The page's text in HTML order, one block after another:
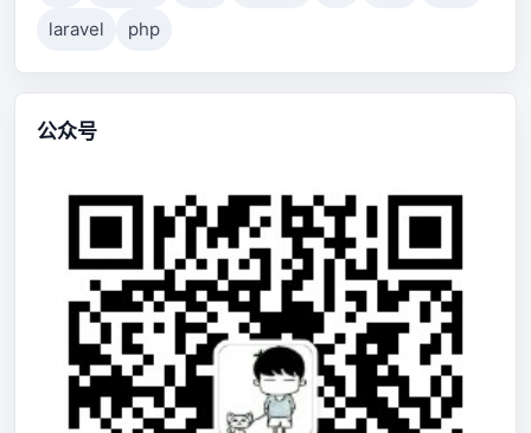
laravel
php
公众号